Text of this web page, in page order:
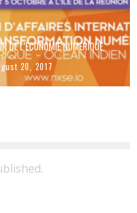
DE L’ÉCONOMIE NUMÉRIQUE
20, 2017